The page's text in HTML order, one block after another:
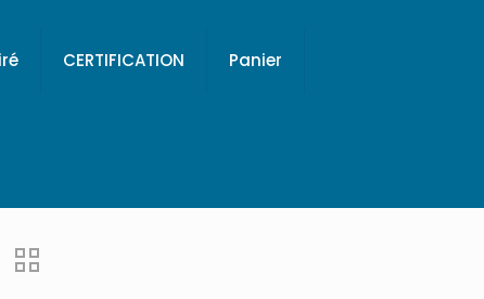
CERTIFICATION Panier